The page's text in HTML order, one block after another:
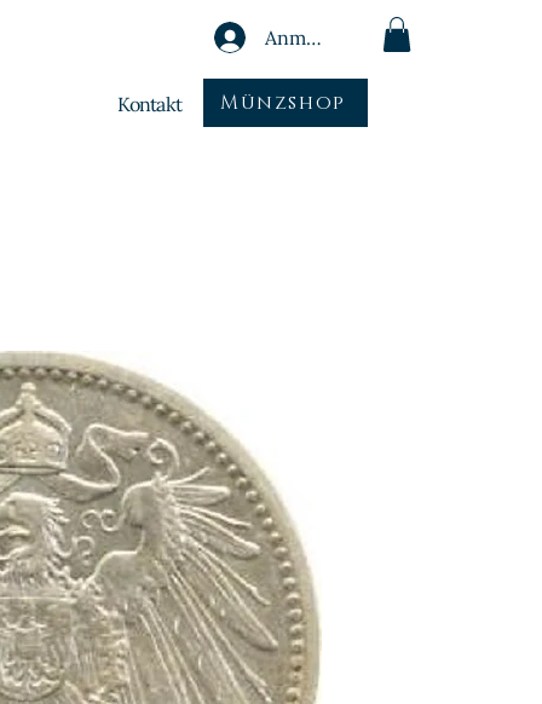
Kontakt
Anmelden
Münzshop